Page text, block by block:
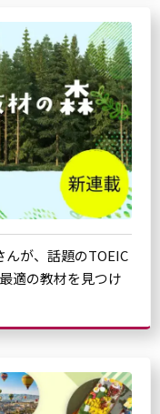
んが、話題のTOEIC
適の教材を見つけ